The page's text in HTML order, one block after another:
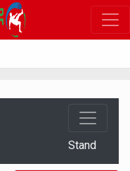
Stand